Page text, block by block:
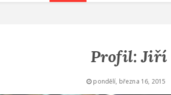
Profil: Jiří
pondělí, března 16, 2015